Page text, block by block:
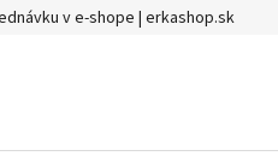
v e-shope | erkashop.sk